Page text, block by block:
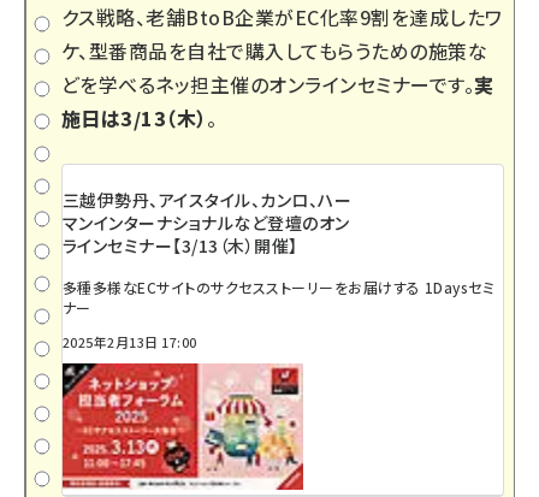
クス戦略、老舗BtoB企業がEC化率9割を達成したワ
ケ、型番商品を自社で購入してもらうための施策な
どを学べるネッ担主催のオンラインセミナーです。実
施日は3/13（木） 。
三越伊勢丹、アイスタイル、カンロ、ハー
マンインターナショナルなど登壇のオン
ラインセミナー【3/13（木）開催】
多種多様なECサイトのサクセスストーリーをお届けする 1Daysセミ
ナー
2025年2月13日 17:00